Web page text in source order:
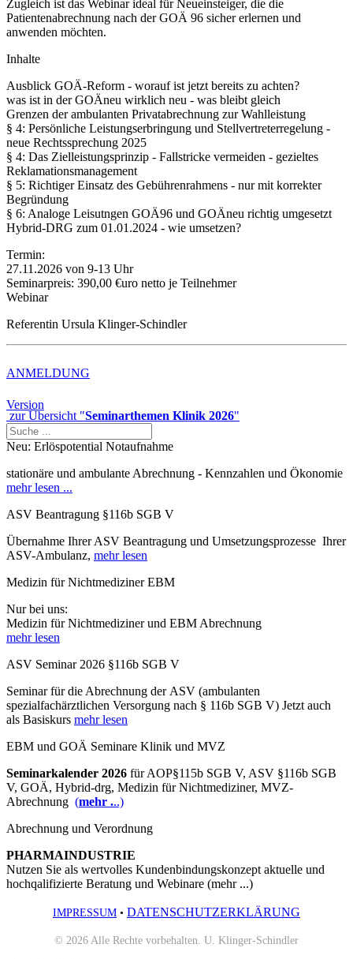
Zugleich ist das Webinar ideal für Neueinsteiger, die die
Patientenabrechnung nach der GOÄ 96 sicher erlernen und
anwenden möchten.
Inhalte
Ausblick GOÄ-Reform - worauf ist jetzt bereits zu achten?
was ist in der GOÄneu wirklich neu - was bleibt gleich
Grenzen der ambulanten Privatabrechnung zur Wahlleistung
§ 4: Persönliche Leistungserbringung und Stellvertreterregelung -
neue Rechtssprechung 2025
§ 4: Das Zielleistungsprinzip - Fallstricke vermeiden - gezieltes
Reklamationsmanagement
§ 5: Richtiger Einsatz des Gebührenrahmens - nur mit korrekter
Begründung
§ 6: Analoge Leisutngen GOÄ96 und GOÄneu richtig umgesetzt
Hybrid-DRG zum 01.01.2024 - wie umsetzen?
Termin:
27.11.2026 von 9-13 Uhr
Seminarpreis: 390,00 €uro netto je Teilnehmer
Webinar
Referentin Ursula Klinger-Schindler
ANMELDUNG
Version
zur Übersicht "Seminarthemen Klinik 2026"
Neu: Erlöspotential Notaufnahme
stationäre und ambulante Abrechnung - Kennzahlen und Ökonomie
mehr lesen ...
ASV Beantragung §116b SGB V
Übernahme Ihrer ASV Beantragung und Umsetzungsprozesse Ihrer
ASV-Ambulanz, mehr lesen
Medizin für Nichtmediziner EBM
Nur bei uns:
Medizin für Nichtmediziner und EBM Abrechnung
mehr lesen
ASV Seminar 2026 §116b SGB V
Seminar für die Abrechnung der ASV (ambulanten
spezialfachärztlichen Versorgung nach § 116b SGB V) Jetzt auch
als Basiskurs mehr lesen
EBM und GOÄ Seminare Klinik und MVZ
Seminarkalender 2026 für AOP§115b SGB V, ASV §116b SGB
V, GOÄ, Hybrid-drg, Medizin für Nichtmediziner, MVZ-
Abrechnung (mehr ...)
Abrechnung und Verordnung
PHARMAINDUSTRIE
Nutzen Sie als wertvolles Kundenbindungskonzept aktuelle und
hochqalifizierte Beratung und Webinare (mehr ...)
IMPRESSUM • DATENSCHUTZERKLÄRUNG
© 2026 Alle Rechte vorbehalten. U. Klinger-Schindler